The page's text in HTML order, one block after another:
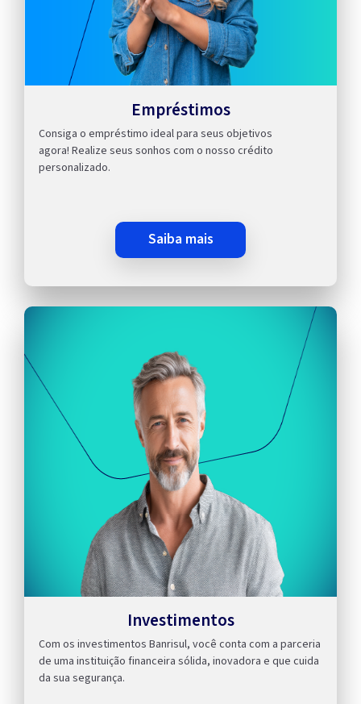
Empréstimos
Consiga o empréstimo ideal para seus objetivos
agora! Realize seus sonhos com o nosso crédito
personalizado.
saiba mais
Investimentos
Com os investimentos Banrisul, você conta com a parceria
de uma instituição financeira sólida, inovadora e que cuida
da sua segurança.